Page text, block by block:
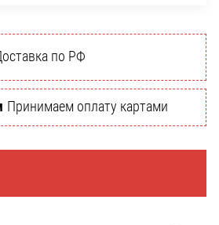
по РФ
Принимаем оплату картами